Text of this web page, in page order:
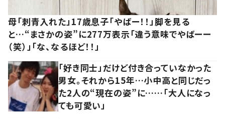
母「刺青入れた」17歳息子「やばー！！」脚を見る
と…“まさかの姿”に277万表示「違う意味でやばーー
（笑）」「な、なるほど！！」
「好き同士」だけど付き合っていなかった
男女。それから15年…小中高と同じだっ
た2人の“現在の姿”に……「大人になっ
ても可愛い」